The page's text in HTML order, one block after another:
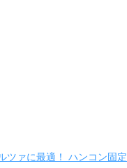
ァに最適！ ハンコン固